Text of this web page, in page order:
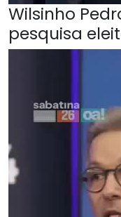
Wilsinho
pesquisa